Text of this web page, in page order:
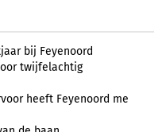
bij Feyenoord
twijfelachtig
heeft Feyenoord me